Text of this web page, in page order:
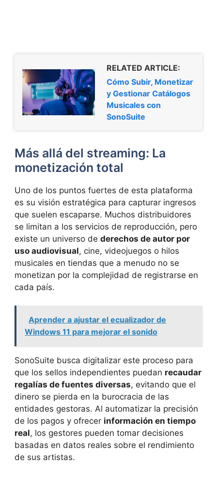
RELATED ARTICLE:
Cómo Subir, Monetizar
y Gestionar Catálogos
Musicales con
SonoSuite
Más allá del streaming: La
monetización total
Uno de los puntos fuertes de esta plataforma
es su visión estratégica para capturar ingresos
que suelen escaparse. Muchos distribuidores
se limitan a los servicios de reproducción, pero
existe un universo de derechos de autor por
uso audiovisual, cine, videojuegos o hilos
musicales en tiendas que a menudo no se
monetizan por la complejidad de registrarse en
cada país.
Aprender a ajustar el ecualizador de
Windows 11 para mejorar el sonido
SonoSuite busca digitalizar este proceso para
que los sellos independientes puedan recaudar
regalías de fuentes diversas, evitando que el
dinero se pierda en la burocracia de las
entidades gestoras. Al automatizar la precisión
de los pagos y ofrecer información en tiempo
real, los gestores pueden tomar decisiones
basadas en datos reales sobre el rendimiento
de sus artistas.